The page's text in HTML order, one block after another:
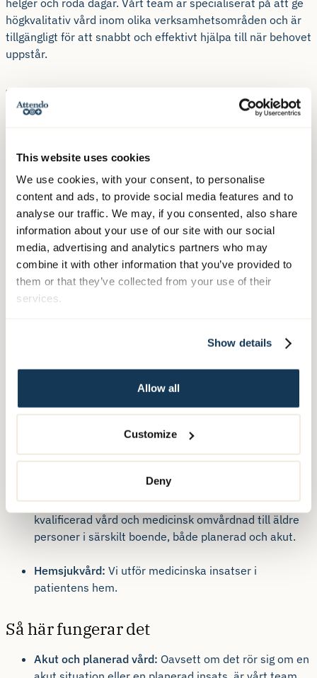
This website uses cookies
We use cookies, with your consent, to personalise
content and ads, to provide social media features and to
analyse our traffic. We may, if you consented, also share
information about your use of our site with our social
media, advertising and analytics partners who may
combine it with other information that you’ve provided to
them or that they’ve collected from your use of their
services.
Show details
Allow all
Customize
Deny
högkvalitativ vård inom olika verksamhetsområden och är
tillgängligt för att snabbt och effektivt hjälpa till när behovet
uppstår.
Teamets sammansättning
vårdformer och verksamheter. Vi arbetar i nära samarbete
med andra vårdgivare och har stor erfarenhet av att möta
olika typer av vårdbehov.
Omfattande vårdtjänster
verksamheter och kan bistå med vård och
omsorg inom:
funktionshindrade):Vi ger stöd och hjälp till personer
med olika typer av funktionsnedsättningar, och
säkerställer att de får den vård och omsorg de
SÄBO (Särskilt boende för äldre):Vi erbjuder
kvalificerad vård och medicinsk omvårdnad till äldre
personer i särskilt boende, både planerad och akut.
Hemsjukvård: Vi utför medicinska insatser i
patientens hem.
Så här fungerar det
Akut och planerad vård: Oavsett om det rör sig om en